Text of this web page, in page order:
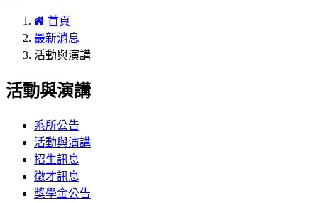
首頁
最新消息
活動與演講
活動與演講
系所公告
活動與演講
招生訊息
徵才訊息
獎學金公告